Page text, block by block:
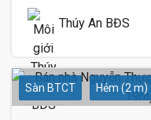
Thúy An BĐS
Sàn BTCT Hẻm (2 m)